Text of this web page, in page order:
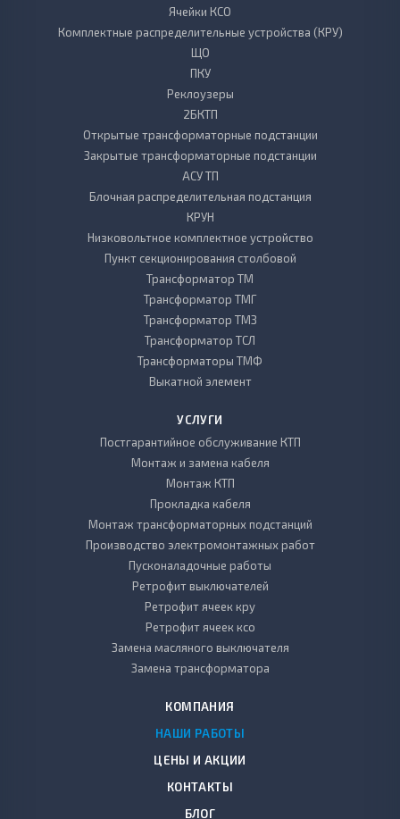
Ячейки КСО
Комплектные распределительные устройства (КРУ)
ЩО
ПКУ
Реклоузеры
2БКТП
Открытые трансформаторные подстанции
Закрытые трансформаторные подстанции
АСУ ТП
Блочная распределительная подстанция
КРУН
Низковольтное комплектное устройство
Пункт секционирования столбовой
Трансформатор ТМ
Трансформатор ТМГ
Трансформатор ТМЗ
Трансформатор ТСЛ
Трансформаторы ТМФ
Выкатной элемент
УСЛУГИ
Постгарантийное обслуживание КТП
Монтаж и замена кабеля
Монтаж КТП
Прокладка кабеля
Монтаж трансформаторных подстанций
Производство электромонтажных работ
Пусконаладочные работы
Ретрофит выключателей
Ретрофит ячеек кру
Ретрофит ячеек ксо
Замена масляного выключателя
Замена трансформатора
КОМПАНИЯ
НАШИ РАБОТЫ
ЦЕНЫ И АКЦИИ
КОНТАКТЫ
БЛОГ